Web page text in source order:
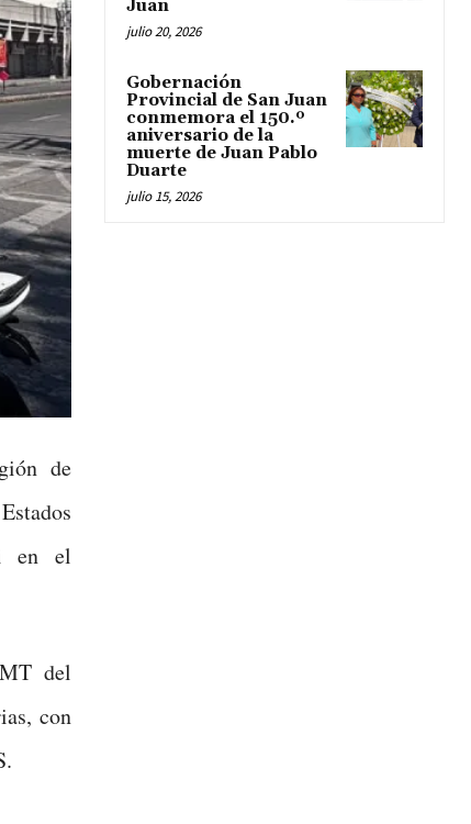
de
en el
del
con
Juan
julio 20, 2026
Gobernación
Provincial de San Juan
conmemora el 150.º
aniversario de la
muerte de Juan Pablo
Duarte
julio 15, 2026